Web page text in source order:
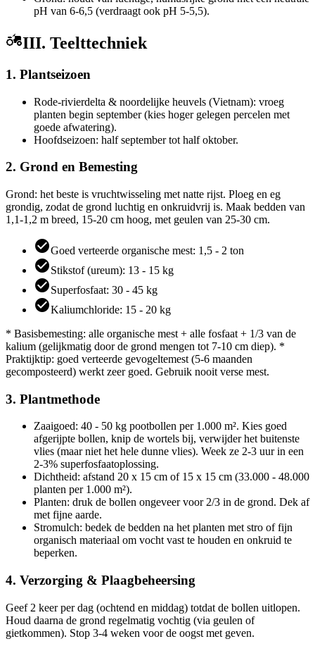
pH van 6-6,5 (verdraagt ook pH 5-5,5).
III. Teelttechniek
1. Plantseizoen
Rode-rivierdelta & noordelijke heuvels (Vietnam): vroeg
planten begin september (kies hoger gelegen percelen met
goede afwatering).
Hoofdseizoen: half september tot half oktober.
2. Grond en Bemesting
Grond: het beste is vruchtwisseling met natte rijst. Ploeg en eg
grondig, zodat de grond luchtig en onkruidvrij is. Maak bedden van
1,1-1,2 m breed, 15-20 cm hoog, met geulen van 25-30 cm.
Goed verteerde organische mest: 1,5 - 2 ton
Stikstof (ureum): 13 - 15 kg
Superfosfaat: 30 - 45 kg
Kaliumchloride: 15 - 20 kg
* Basisbemesting: alle organische mest + alle fosfaat + 1/3 van de
kalium (gelijkmatig door de grond mengen tot 7-10 cm diep). *
Praktijktip: goed verteerde gevogeltemest (5-6 maanden
gecomposteerd) werkt zeer goed. Gebruik nooit verse mest.
3. Plantmethode
Zaaigoed: 40 - 50 kg pootbollen per 1.000 m². Kies goed
afgerijpte bollen, knip de wortels bij, verwijder het buitenste
vlies (maar niet het hele dunne vlies). Week ze 2-3 uur in een
2-3% superfosfaatoplossing.
Dichtheid: afstand 20 x 15 cm of 15 x 15 cm (33.000 - 48.000
planten per 1.000 m²).
Planten: druk de bollen ongeveer voor 2/3 in de grond. Dek af
met fijne aarde.
Stromulch: bedek de bedden na het planten met stro of fijn
organisch materiaal om vocht vast te houden en onkruid te
beperken.
4. Verzorging & Plaagbeheersing
Geef 2 keer per dag (ochtend en middag) totdat de bollen uitlopen.
Houd daarna de grond regelmatig vochtig (via geulen of
gietkommen). Stop 3-4 weken voor de oogst met geven.